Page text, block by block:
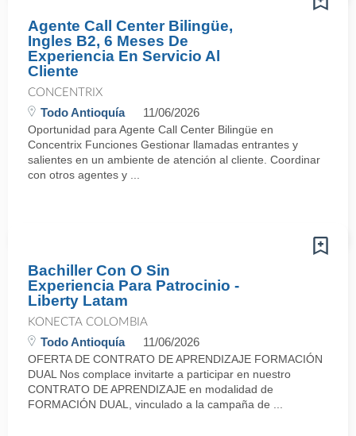
Agente Call Center Bilingüe,
Ingles B2, 6 Meses De
Experiencia En Servicio Al
Cliente
CONCENTRIX
Todo Antioquía 11/06/2026
Oportunidad para Agente Call Center Bilingüe en
Concentrix Funciones Gestionar llamadas entrantes y
salientes en un ambiente de atención al cliente. Coordinar
con otros agentes y ...
Bachiller Con O Sin
Experiencia Para Patrocinio -
Liberty Latam
KONECTA COLOMBIA
Todo Antioquía 11/06/2026
OFERTA DE CONTRATO DE APRENDIZAJE FORMACIÓN
DUAL Nos complace invitarte a participar en nuestro
CONTRATO DE APRENDIZAJE en modalidad de
FORMACIÓN DUAL, vinculado a la campaña de ...